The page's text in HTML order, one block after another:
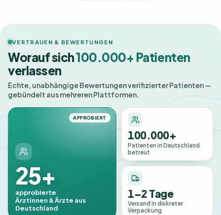
VERTRAUEN & BEWERTUNGEN
Worauf sich100.000+ Patienten
verlassen
Echte, unabhängige Bewertungen verifizierter Patienten —
gebündelt aus mehreren Plattformen.
APPROBIERT
25+
approbierte
Ärztinnen & Ärzte aus
Deutschland
100.000+
Patienten in Deutschland
betreut
1–2 Tage
Versand in diskreter
Verpackung